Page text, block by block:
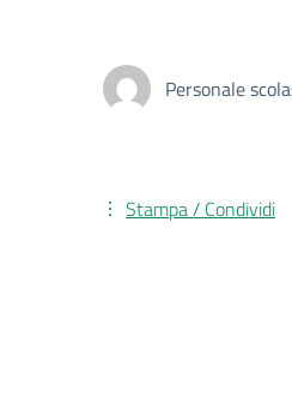
Personale
Stampa / Condividi